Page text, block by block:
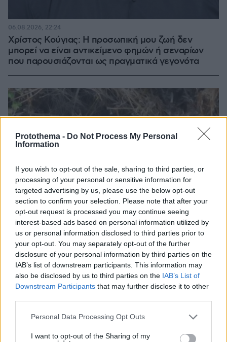
Protothema - Do Not Process My Personal
Information
If you wish to opt-out of the sale, sharing to third parties, or
processing of your personal or sensitive information for
targeted advertising by us, please use the below opt-out
section to confirm your selection. Please note that after your
opt-out request is processed you may continue seeing
interest-based ads based on personal information utilized by
us or personal information disclosed to third parties prior to
your opt-out. You may separately opt-out of the further
disclosure of your personal information by third parties on the
IAB’s list of downstream participants. This information may
also be disclosed by us to third parties on the IAB’s List of
Downstream Participants that may further disclose it to other
Please note that this website/app uses one or more Google
not limited to your visit or usage behaviour. You may click to
Personal Data Processing Opt Outs
I want to opt-out of the Sharing of my
Χρίστος Κούγιας: Η προσωπική μου ζωή δεν
μπορεί να είναι αντικείμενο φημών ή σεναρίων
που παρουσιάζονται ως πραγματικά γεγονότα
06.08.2026, 22:24
Γιατί δεν έσωσα το κουτάβι: Ο ερευνητής που
κατέγραφε τη συμβίωση του μικρού σκυλιού με